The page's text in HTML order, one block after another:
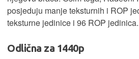
posjeduju manje teksturnih i ROP
teksturne jedinice i 96 ROP jedinica.
Odlična za 1440p